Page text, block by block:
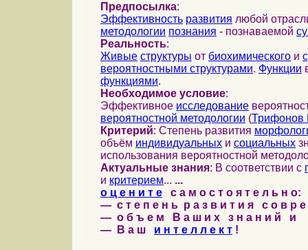
Предпосылка:
Эффективность развития любой
методологии познания - познаваемой
Реальность:
Живые структуры от биохимического и
вероятностными структурами. Функции
функциями.
Необходимое условие:
Эффективное исследование
вероятностной методологии (Трифонов
Критерий: Степень развития
объём индивидуальных и социальных
использования вероятностной
Актуальные знания: В соответствии с
и критерием... ...
о ц е н и т е с а м о с т о я т е л ь н о:
— с т е п е н ь р а з в и т и я с о в р
— о б ъ е м В а ш и х з н а н и й и
— В а ш и н т е л л е к т !